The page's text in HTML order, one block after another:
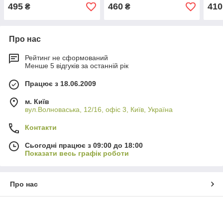
495 ₴ 460₴
Про нас
Рейтинг не сформований
Менше 5 відгуків за останній рік
Працює з 18.06.2009
м. Київ
вул.Волноваська, 12/16, офіс 3, Київ, Україна
Контакти
Сьогодні працює з 09:00 до 18:00
Показати весь графік роботи
Про нас